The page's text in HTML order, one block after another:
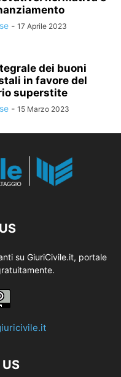
- 17 Aprile 2023
dei buoni
in favore del
superstite
- 15 Marzo 2023
su GiuriCivile.it, portale